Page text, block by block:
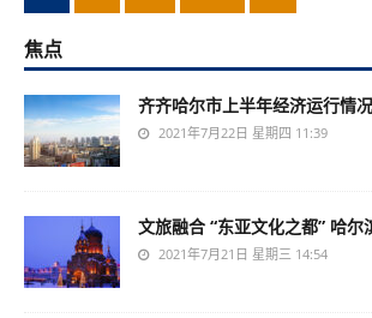
焦点
齐齐哈尔市上半年经济运行情况
2021年7月22日 星期四 11:39
文旅融合 “东亚文化之都” 哈尔
2021年7月21日 星期三 14:54